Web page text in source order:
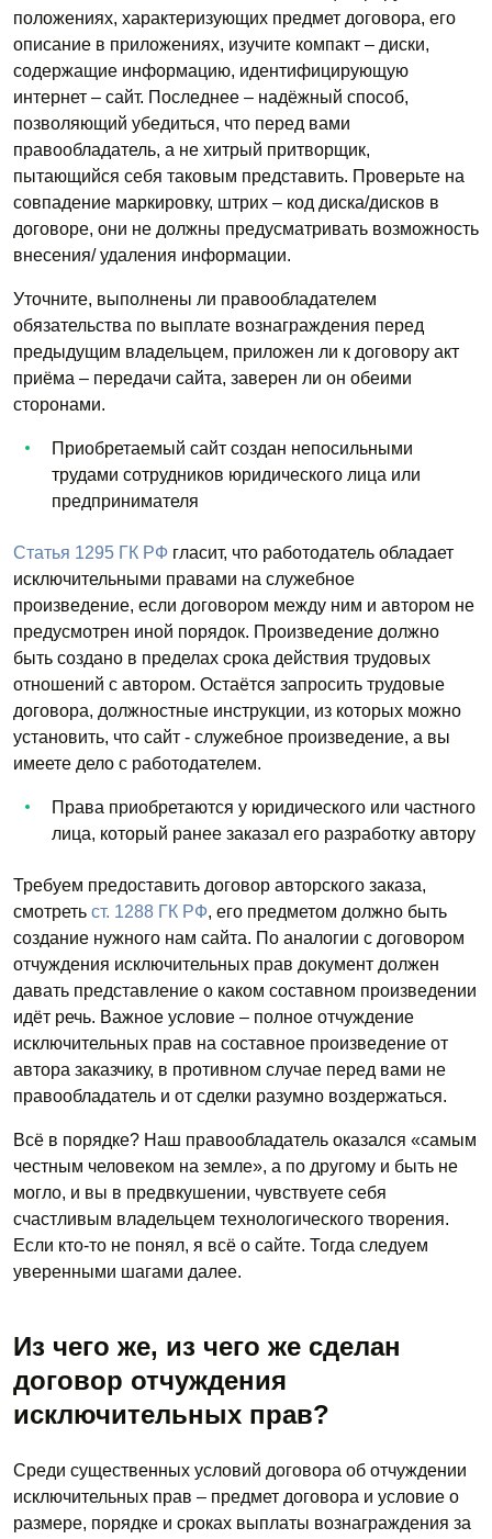
положениях, характеризующих предмет договора, его
описание в приложениях, изучите компакт – диски,
содержащие информацию, идентифицирующую
интернет – сайт. Последнее – надёжный способ,
позволяющий убедиться, что перед вами
правообладатель, а не хитрый притворщик,
пытающийся себя таковым представить. Проверьте на
совпадение маркировку, штрих – код диска/дисков в
договоре, они не должны предусматривать возможность
внесения/ удаления информации.
Уточните, выполнены ли правообладателем
обязательства по выплате вознаграждения перед
предыдущим владельцем, приложен ли к договору акт
приёма – передачи сайта, заверен ли он обеими
сторонами.
Приобретаемый сайт создан непосильными
трудами сотрудников юридического лица или
предпринимателя
Статья 1295 ГК РФ гласит, что работодатель обладает
исключительными правами на служебное
произведение, если договором между ним и автором не
предусмотрен иной порядок. Произведение должно
быть создано в пределах срока действия трудовых
отношений с автором. Остаётся запросить трудовые
договора, должностные инструкции, из которых можно
установить, что сайт - служебное произведение, а вы
имеете дело с работодателем.
Права приобретаются у юридического или частного
лица, который ранее заказал его разработку автору
Требуем предоставить договор авторского заказа,
смотреть ст. 1288 ГК РФ, его предметом должно быть
создание нужного нам сайта. По аналогии с договором
отчуждения исключительных прав документ должен
давать представление о каком составном произведении
идёт речь. Важное условие – полное отчуждение
исключительных прав на составное произведение от
автора заказчику, в противном случае перед вами не
правообладатель и от сделки разумно воздержаться.
Всё в порядке? Наш правообладатель оказался «самым
честным человеком на земле», а по другому и быть не
могло, и вы в предвкушении, чувствуете себя
счастливым владельцем технологического творения.
Если кто-то не понял, я всё о сайте. Тогда следуем
уверенными шагами далее.
Из чего же, из чего же сделан
договор отчуждения
исключительных прав?
Среди существенных условий договора об отчуждении
исключительных прав – предмет договора и условие о
размере, порядке и сроках выплаты вознаграждения за